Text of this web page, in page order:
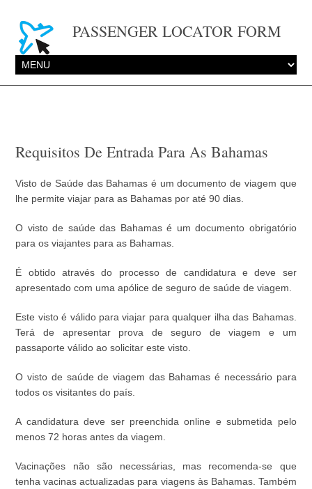
PASSENGER LOCATOR FORM
Requisitos De Entrada Para As Bahamas
Visto de Saúde das Bahamas é um documento de viagem que
lhe permite viajar para as Bahamas por até 90 dias.
O visto de saúde das Bahamas é um documento obrigatório
para os viajantes para as Bahamas.
É obtido através do processo de candidatura e deve ser
apresentado com uma apólice de seguro de saúde de viagem.
Este visto é válido para viajar para qualquer ilha das Bahamas.
Terá de apresentar prova de seguro de viagem e um
passaporte válido ao solicitar este visto.
O visto de saúde de viagem das Bahamas é necessário para
todos os visitantes do país.
A candidatura deve ser preenchida online e submetida pelo
menos 72 horas antes da viagem.
Vacinações não são necessárias, mas recomenda-se que
tenha vacinas actualizadas para viagens às Bahamas. Também